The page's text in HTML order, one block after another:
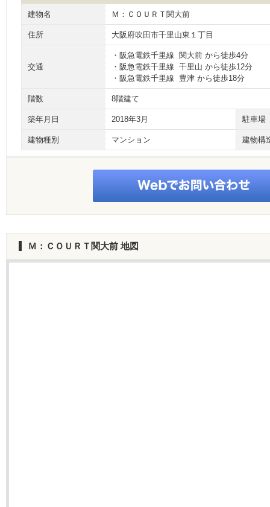
建物名 Ｍ：ＣＯＵＲＴ関大前
住所 大阪府吹田市千里山東１丁目
交通
・阪急電鉄千里線 関大前 から徒歩4分
・阪急電鉄千里線 千里山 から徒歩12分
・阪急電鉄千里線 豊津 から徒歩18分
階数 8階建て
築年月日 2018年3月 駐車場
建物種別 マンション 建物構
Ｍ：ＣＯＵＲＴ関大前 地図